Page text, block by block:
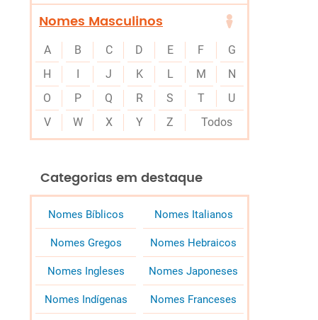
Nomes Masculinos
A B C D E F
G
H
I J K L M
N
O
P Q R S T
U
V
W X Y Z Todos
Categorias em destaque
Nomes Bíblicos Nomes Italianos
Nomes Gregos Nomes Hebraicos
Nomes Ingleses Nomes Japoneses
Nomes Indígenas Nomes Franceses